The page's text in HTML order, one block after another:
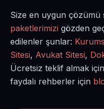
Size en uygun çözümü
paketlerimizi gözden
edilenler şunlar:
Sitesi, Avukat Sitesi,
Ücretsiz teklif almak için
faydalı rehberler için